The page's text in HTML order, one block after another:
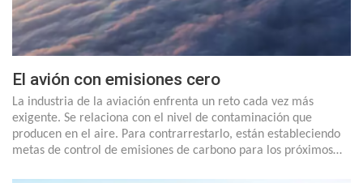
El avión con emisiones cero
La industria de la aviación enfrenta un reto cada vez más
exigente. Se relaciona con el nivel de contaminación que
producen en el aire. Para contrarrestarlo, están estableciendo
metas de control de emisiones de carbono para los próximos…